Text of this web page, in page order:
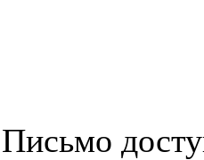
Письмо